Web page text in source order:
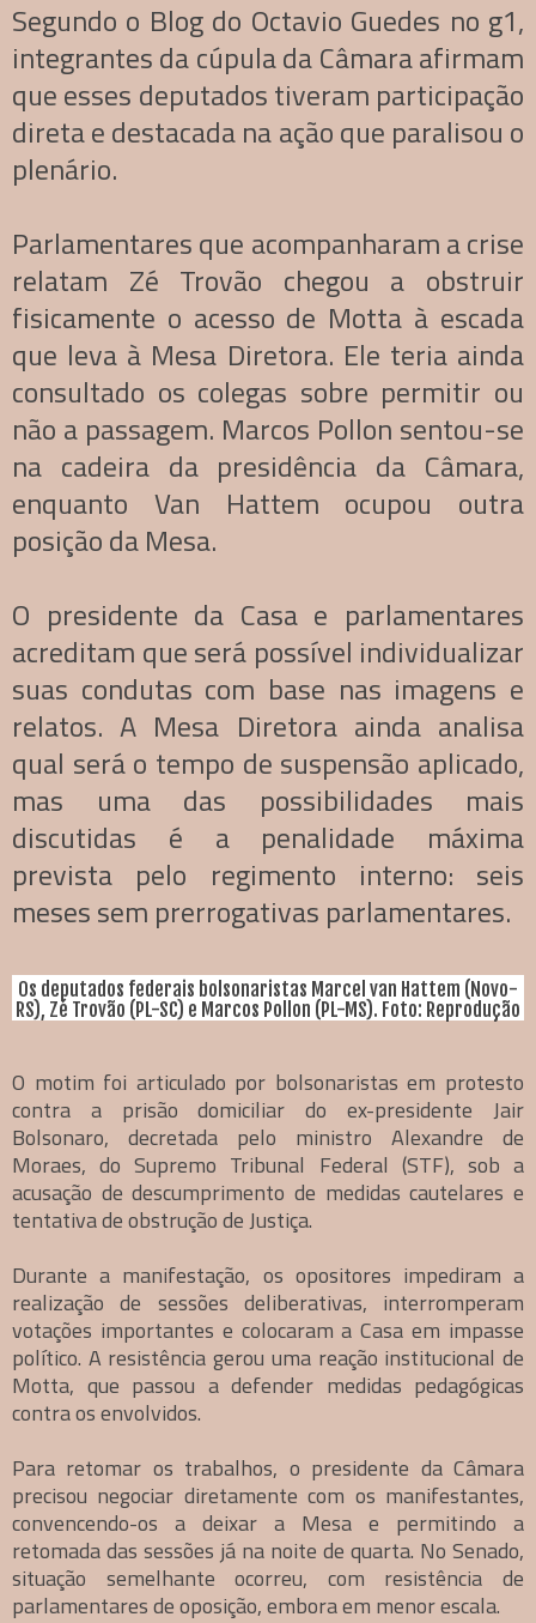
Segundo o Blog do Octavio Guedes no g1,
integrantes da cúpula da Câmara afirmam
que esses deputados tiveram participação
direta e destacada na ação que paralisou o
plenário.
Parlamentares que acompanharam a crise
relatam Zé Trovão chegou a obstruir
fisicamente o acesso de Motta à escada
que leva à Mesa Diretora. Ele teria ainda
consultado os colegas sobre permitir ou
não a passagem. Marcos Pollon sentou-se
na cadeira da presidência da Câmara,
enquanto Van Hattem ocupou outra
posição da Mesa.
O presidente da Casa e parlamentares
acreditam que será possível individualizar
suas condutas com base nas imagens e
relatos. A Mesa Diretora ainda analisa
qual será o tempo de suspensão aplicado,
mas uma das possibilidades mais
discutidas é a penalidade máxima
prevista pelo regimento interno: seis
meses sem prerrogativas parlamentares.
Os deputados federais bolsonaristas Marcel van Hattem (Novo-
RS), Zé Trovão (PL-SC) e Marcos Pollon (PL-MS). Foto: Reprodução
O motim foi articulado por bolsonaristas em protesto
contra a prisão domiciliar do ex-presidente Jair
Bolsonaro, decretada pelo ministro Alexandre de
Moraes, do Supremo Tribunal Federal (STF), sob a
acusação de descumprimento de medidas cautelares e
tentativa de obstrução de Justiça.
Durante a manifestação, os opositores impediram a
realização de sessões deliberativas, interromperam
votações importantes e colocaram a Casa em impasse
político. A resistência gerou uma reação institucional de
Motta, que passou a defender medidas pedagógicas
contra os envolvidos.
Para retomar os trabalhos, o presidente da Câmara
precisou negociar diretamente com os manifestantes,
convencendo-os a deixar a Mesa e permitindo a
retomada das sessões já na noite de quarta. No Senado,
situação semelhante ocorreu, com resistência de
parlamentares de oposição, embora em menor escala.